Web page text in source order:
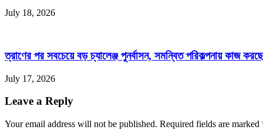
July 18, 2026
ত্রাণের পর সবচেয়ে বড় চ্যালেঞ্জ পুনর্বাসন, সমন্বিত পরিকল্পনায় কাজ
July 17, 2026
Leave a Reply
Your email address will not be published. Required fields are marked